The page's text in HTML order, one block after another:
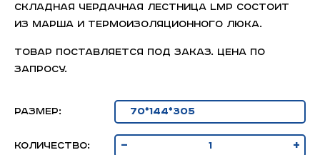
Складная чердачная лестница LMP состоит
из марша и термоизоляционного люка.
Товар поставляется под заказ. Цена по
запросу.
Размер:
Количество: - +